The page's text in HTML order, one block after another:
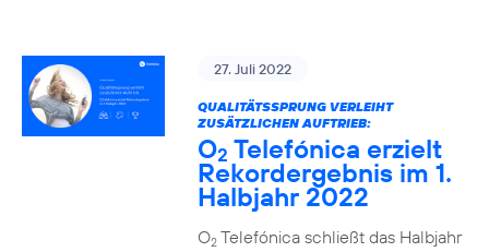
27. Juli 2022
QUALITÄTSSPRUNG VERLEIHT
ZUSÄTZLICHEN AUFTRIEB:
O2 Telefónica erzielt
Rekordergebnis im 1.
Halbjahr 2022
O2Telefónica schließt das Halbjahr